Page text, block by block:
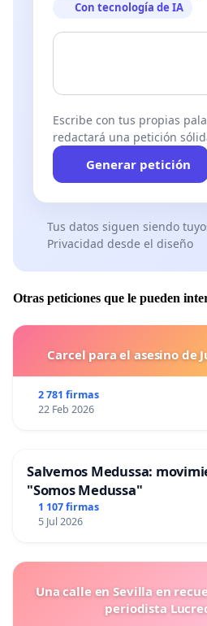
Con tecnología de IA
Escribe con tus propias
redactará una petición
Generar petición
Tus datos siguen siendo
Privacidad desde el diseño
Otras peticiones que le pueden
Carcel para el asesino de
2 781 firmas
22 Feb 2026
Salvemos Medussa:
"Somos Medussa"
1 107 firmas
5 Jul 2026
Una calle en Sevilla en
periodista